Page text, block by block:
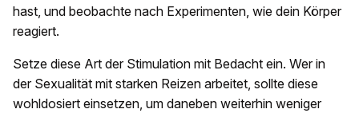
hast, und beobachte nach Experimenten, wie dein Körper
reagiert.
Setze diese Art der Stimulation mit Bedacht ein. Wer in
der Sexualität mit starken Reizen arbeitet, sollte diese
wohldosiert einsetzen, um daneben weiterhin weniger